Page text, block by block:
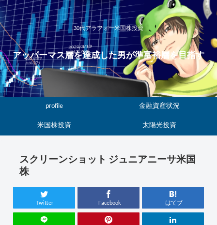
30代アラフォー米国株投資
アッパーマス層を達成した男が準富裕層を目指す
profile 金融資産状況
米国株投資 太陽光投資
スクリーンショット ジュニアニーサ米国
株
Twitter Facebook はてブ